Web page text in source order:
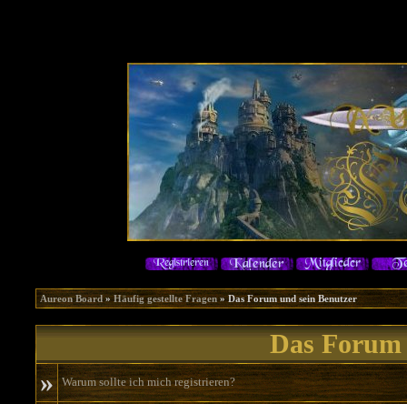
Aureon Board»Häufig gestellte Fragen» Das Forum und sein Benutzer
Das
» Warum sollte ich mich registrieren?